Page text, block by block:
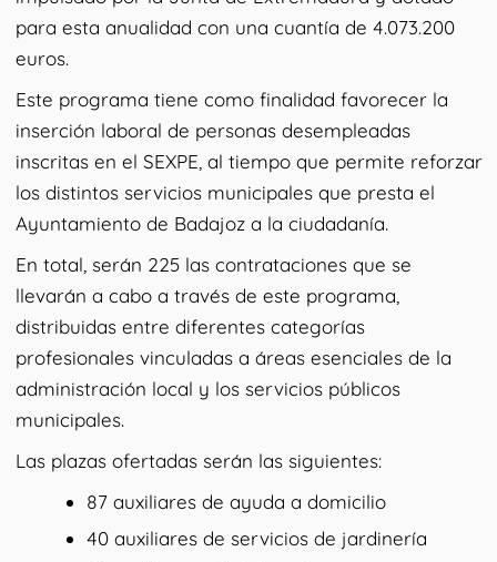
para esta anualidad con una cuantía de 4.073.200
euros.
Este programa tiene como finalidad favorecer la
inserción laboral de personas desempleadas
inscritas en el SEXPE, al tiempo que permite reforzar
los distintos servicios municipales que presta el
Ayuntamiento de Badajoz a la ciudadanía.
En total, serán 225 las contrataciones que se
llevarán a cabo a través de este programa,
distribuidas entre diferentes categorías
profesionales vinculadas a áreas esenciales de la
administración local y los servicios públicos
municipales.
Las plazas ofertadas serán las siguientes:
87 auxiliares de ayuda a domicilio
40 auxiliares de servicios de jardinería